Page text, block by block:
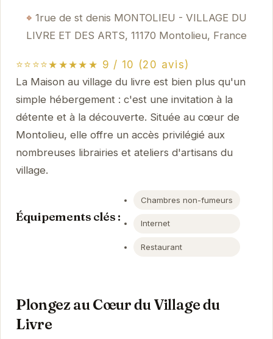
1rue de st denis MONTOLIEU - VILLAGE DU
LIVRE ET DES ARTS, 11170 Montolieu, France
⭐⭐⭐⭐★★★★★ 9 / 10 (20 avis)
La Maison au village du livre est bien plus qu'un
simple hébergement : c'est une invitation à la
détente et à la découverte. Située au cœur de
Montolieu, elle offre un accès privilégié aux
nombreuses librairies et ateliers d'artisans du
village.
Équipements clés :
Chambres non-fumeurs
Internet
Restaurant
Plongez au Cœur du Village du
Livre